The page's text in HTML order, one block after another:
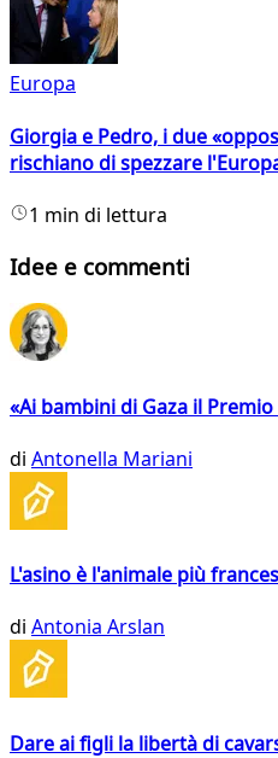
Europa
Giorgia e Pedro, i due
rischiano di spezzare
1 min di lettura
Idee e commenti
«Ai bambini di Gaza il
di Antonella Mariani
L'asino è l'animale più
di Antonia Arslan
Dare ai figli la libertà di